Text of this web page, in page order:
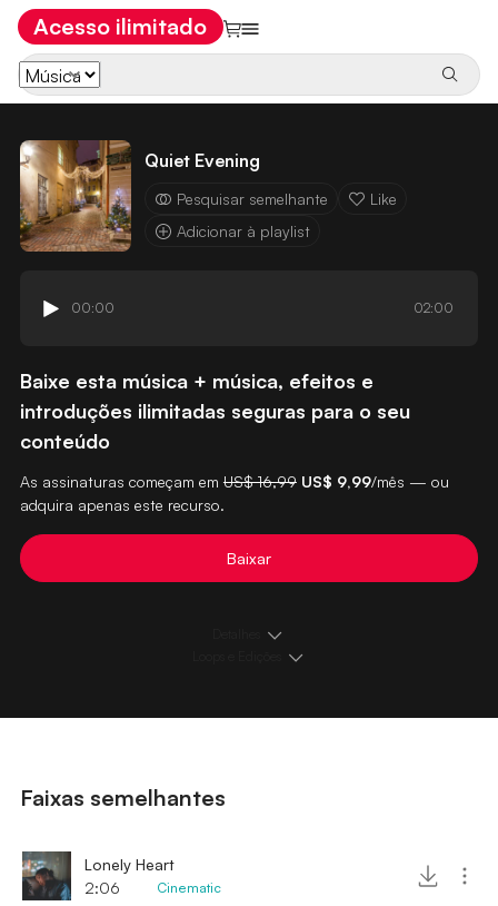
Acesso ilimitado
Quiet Evening
Pesquisar semelhante
Like
Adicionar à playlist
00:00 02:00
Baixe esta música + música, efeitos e
introduções ilimitadas seguras para o seu
conteúdo
As assinaturas começam em US$ 16,99 US$ 9,99/mês — ou
adquira apenas este recurso.
Baixar
Faixas semelhantes
Lonely Heart
2:06
Cinematic